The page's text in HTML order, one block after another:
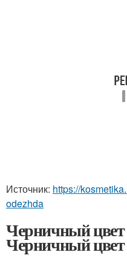
Источник: https://
odezhda
Черничный цвет
Черничный цвет